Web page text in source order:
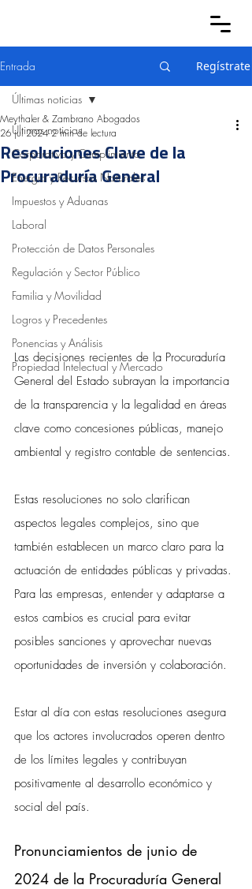
Entrada Regístrate
Últimas noticias
Corporativo y Cumplimiento
Energía y Recursos Naturales
Impuestos y Aduanas
Laboral
Protección de Datos Personales
Regulación y Sector Público
Familia y Movilidad
Logros y Precedentes
Ponencias y Análisis
Propiedad Intelectual y Mercado
Últimas noticias
Resoluciones Clave de la
Procuraduría General
Meythaler & Zambrano Abogados
26 jul 2024 2 min de lectura
Las decisiones recientes de la Procuraduría
General del Estado subrayan la importancia
de la transparencia y la legalidad en áreas
clave como concesiones públicas, manejo
ambiental y registro contable de sentencias.
Estas resoluciones no solo clarifican
aspectos legales complejos, sino que
también establecen un marco claro para la
actuación de entidades públicas y privadas.
Para las empresas, entender y adaptarse a
estos cambios es crucial para evitar
posibles sanciones y aprovechar nuevas
oportunidades de inversión y colaboración.
Estar al día con estas resoluciones asegura
que los actores involucrados operen dentro
de los límites legales y contribuyan
positivamente al desarrollo económico y
social del país.
Pronunciamientos de junio de
2024 de la Procuraduría General